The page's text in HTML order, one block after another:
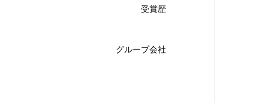
受賞歴
グループ会社